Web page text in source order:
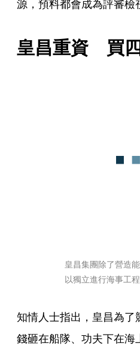
源，預料都會成為評審檢
皇昌重資　買
皇昌集團除了營造
以獨立進行海事工
知情人士指出，皇昌為
錢砸在船隊、功夫下在